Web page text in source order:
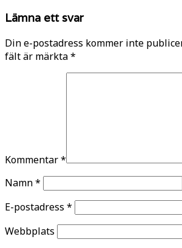
Lämna ett svar
Din e-postadress kommer inte
fält är märkta*
Kommentar*
Namn*
E-postadress *
Webbplats